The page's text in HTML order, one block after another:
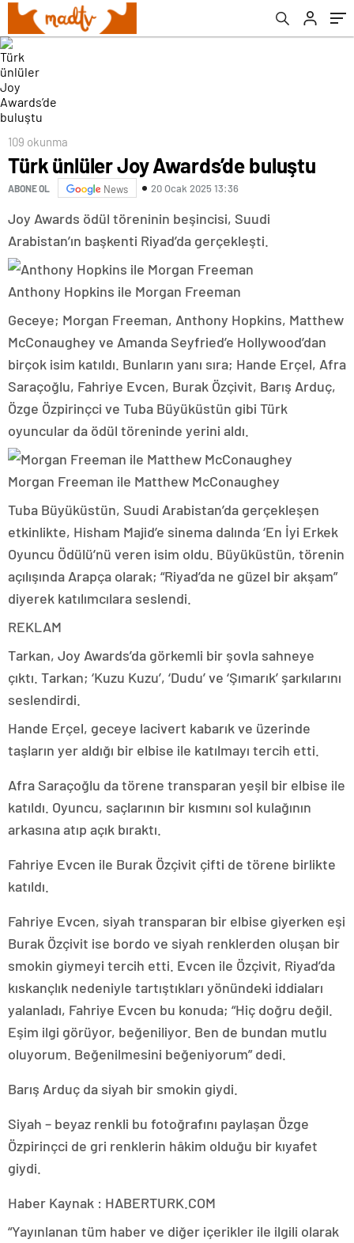
109 okunma
Türk ünlüler Joy Awards’de buluştu
ABONE OL News 20 Ocak 2025 13:36
Joy Awards ödül töreninin beşincisi, Suudi
Arabistan’ın başkenti Riyad’da gerçekleşti.
Anthony Hopkins ile Morgan Freeman
Geceye; Morgan Freeman, Anthony Hopkins, Matthew
McConaughey ve Amanda Seyfried’e Hollywood’dan
birçok isim katıldı. Bunların yanı sıra; Hande Erçel, Afra
Saraçoğlu, Fahriye Evcen, Burak Özçivit, Barış Arduç,
Özge Özpirinçci ve Tuba Büyüküstün gibi Türk
oyuncular da ödül töreninde yerini aldı.
Morgan Freeman ile Matthew McConaughey
Tuba Büyüküstün, Suudi Arabistan’da gerçekleşen
etkinlikte, Hisham Majid’e sinema dalında ‘En İyi Erkek
Oyuncu Ödülü’nü veren isim oldu. Büyüküstün, törenin
açılışında Arapça olarak; “Riyad’da ne güzel bir akşam”
diyerek katılımcılara seslendi.
REKLAM
Tarkan, Joy Awards’da görkemli bir şovla sahneye
çıktı. Tarkan; ‘Kuzu Kuzu’, ‘Dudu’ ve ‘Şımarık’ şarkılarını
seslendirdi.
Hande Erçel, geceye lacivert kabarık ve üzerinde
taşların yer aldığı bir elbise ile katılmayı tercih etti.
Afra Saraçoğlu da törene transparan yeşil bir elbise ile
katıldı. Oyuncu, saçlarının bir kısmını sol kulağının
arkasına atıp açık bıraktı.
Fahriye Evcen ile Burak Özçivit çifti de törene birlikte
katıldı.
Fahriye Evcen, siyah transparan bir elbise giyerken eşi
Burak Özçivit ise bordo ve siyah renklerden oluşan bir
smokin giymeyi tercih etti. Evcen ile Özçivit, Riyad’da
kıskançlık nedeniyle tartıştıkları yönündeki iddiaları
yalanladı, Fahriye Evcen bu konuda; “Hiç doğru değil.
Eşim ilgi görüyor, beğeniliyor. Ben de bundan mutlu
oluyorum. Beğenilmesini beğeniyorum” dedi.
Barış Arduç da siyah bir smokin giydi.
Siyah – beyaz renkli bu fotoğrafını paylaşan Özge
Özpirinçci de gri renklerin hâkim olduğu bir kıyafet
giydi.
Haber Kaynak : HABERTURK.COM
“Yayınlanan tüm haber ve diğer içerikler ile ilgili olarak